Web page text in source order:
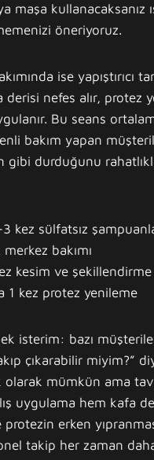
maşa kullanacaksanız
öneriyoruz.
ise yapıştırıcı
nefes alır, protez
Bu seans
bakım yapan
gibi durduğunu
kez sülfatsız
bakımı
kesim ve şekillendirme
1 kez protez yenileme
isterim: bazı
çıkarabilir miyim?”
olarak mümkün ama
uygulama hem kafa
erken
takip her zaman